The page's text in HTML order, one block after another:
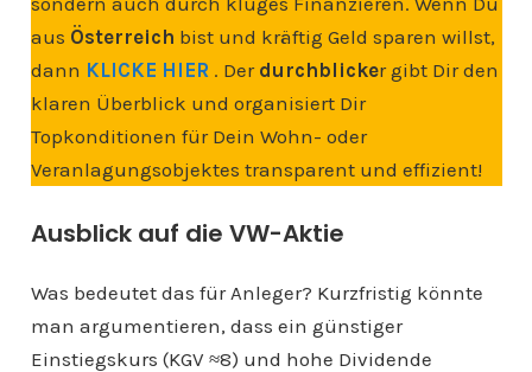
aus Österreich bist und kräftig Geld sparen willst,
dann KLICKE HIER . Der durchblicker gibt Dir den
klaren Überblick und organisiert Dir
Topkonditionen für Dein Wohn- oder
Veranlagungsobjektes transparent und effizient!
Ausblick auf die VW-Aktie
Was bedeutet das für Anleger? Kurzfristig könnte
man argumentieren, dass ein günstiger
Einstiegskurs (KGV ≈8) und hohe Dividende